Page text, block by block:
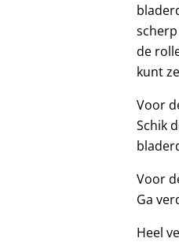
de
kunt
Voor
Schik
Voor
Ga
Heel